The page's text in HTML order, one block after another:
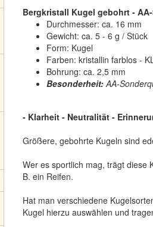
Bergkristall Kugel gebohrt -
Durchmesser: ca. 16 mm
Gewicht: ca. 5 - 6 g / Stück
Form: Kugel
Farben: kristallin farblos -
Bohrung: ca. 2,5 mm
Besonderheit:AA-
- Klarheit - Neutralität -
Größere, gebohrte Kugeln sind
Wer es sportlich mag, trägt diese
B. ein Reifen.
Hat man verschiedene
Kugel hierzu auswählen und